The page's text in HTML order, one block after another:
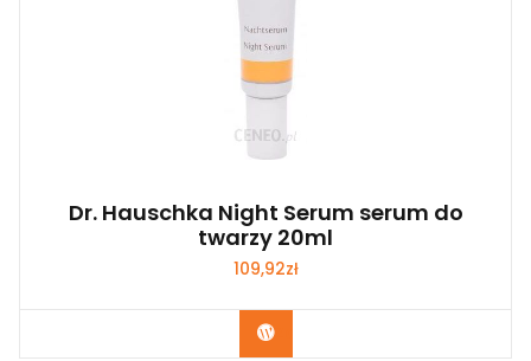
Dr. Hauschka Night Serum serum do
twarzy 20ml
109,92zł
Zobacz